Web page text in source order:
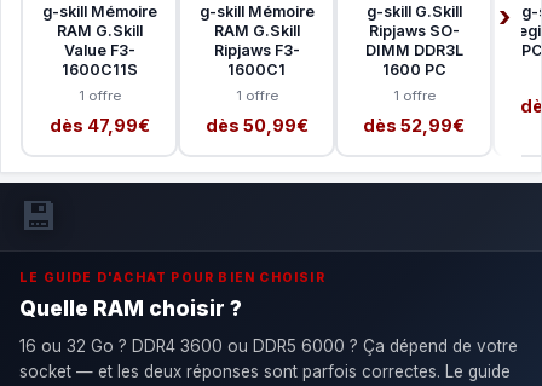
g-skill Mémoire
RAM G.Skill
Value F3-
1600C11S
1 offre
dès 47,99€
g-skill Mémoire
RAM G.Skill
Ripjaws F3-
1600C1
1 offre
dès 50,99€
g-skill G.Skill
Ripjaws SO-
DIMM DDR3L
1600 PC
1 offre
dès 52,99€
g-
💾
LE GUIDE D'ACHAT POUR BIEN CHOISIR
Quelle RAM choisir ?
16 ou 32 Go ? DDR4 3600 ou DDR5 6000 ? Ça dépend de votre
socket — et les deux réponses sont parfois correctes. Le guide